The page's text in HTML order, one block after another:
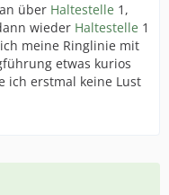
über Haltestelle 1,
wieder Haltestelle 1
meine Ringlinie mit
etwas kurios
ich erstmal keine Lust